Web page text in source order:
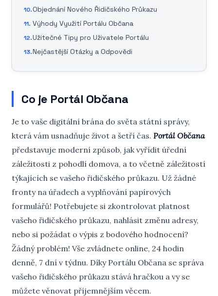
Objednání Nového Řidičského Průkazu
Výhody Využití Portálu Občana
Užitečné Tipy pro Uživatele Portálu
Nejčastější Otázky a Odpovědi
Co je Portál Občana
Je to vaše digitální brána do světa státní správy,
která vám usnadňuje život a šetří čas. Portál Občana
představuje moderní způsob, jak vyřídit úřední
záležitosti z pohodlí domova, a to včetně záležitostí
týkajících se vašeho řidičského průkazu. Už žádné
fronty na úřadech a vyplňování papírových
formulářů! Potřebujete si zkontrolovat platnost
vašeho řidičského průkazu, nahlásit změnu adresy,
nebo si požádat o výpis z bodového hodnocení?
Žádný problém! Vše zvládnete online, 24 hodin
denně, 7 dní v týdnu. Díky Portálu Občana se správa
vašeho řidičského průkazu stává hračkou a vy se
můžete věnovat příjemnějším věcem.